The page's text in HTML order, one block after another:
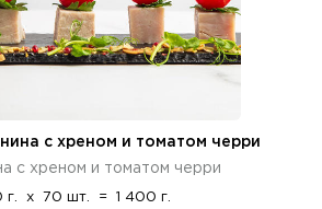
с хреном и томатом черри
с хреном и томатом черри
г. x 70 шт. = 1 400 г.